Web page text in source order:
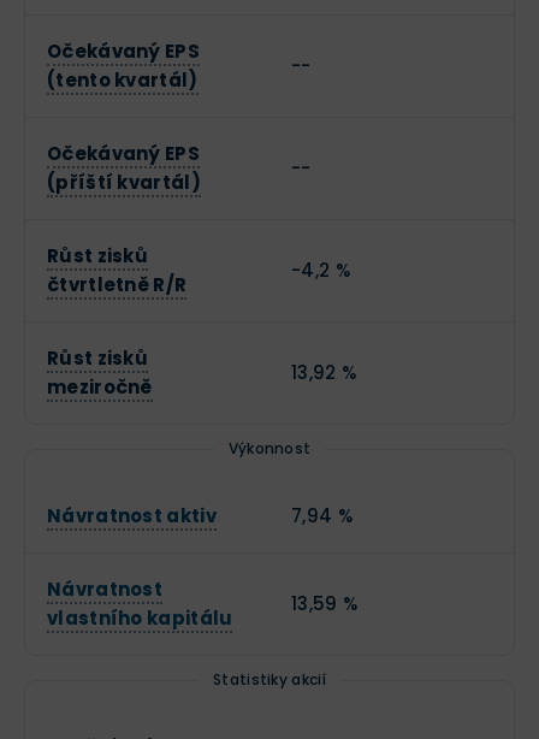
Očekávaný EPS
(tento kvartál)
--
Očekávaný EPS
(příští kvartál)
--
Růst zisků
čtvrtletně R/R
-4,2 %
Růst zisků
meziročně
13,92 %
Výkonnost
Návratnost aktiv 7,94 %
Návratnost
vlastního kapitálu
13,59 %
Statistiky akcií